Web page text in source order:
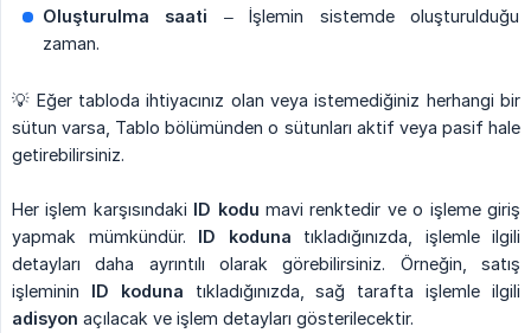
Oluşturulma saati – İşlemin sistemde oluşturulduğu
zaman.
💡 Eğer tabloda ihtiyacınız olan veya istemediğiniz herhangi bir
sütun varsa, Tablo bölümünden o sütunları aktif veya pasif hale
getirebilirsiniz.
Her işlem karşısındaki ID kodu mavi renktedir ve o işleme giriş
yapmak mümkündür. ID koduna tıkladığınızda, işlemle ilgili
detayları daha ayrıntılı olarak görebilirsiniz. Örneğin, satış
işleminin ID koduna tıkladığınızda, sağ tarafta işlemle ilgili
adisyon açılacak ve işlem detayları gösterilecektir.